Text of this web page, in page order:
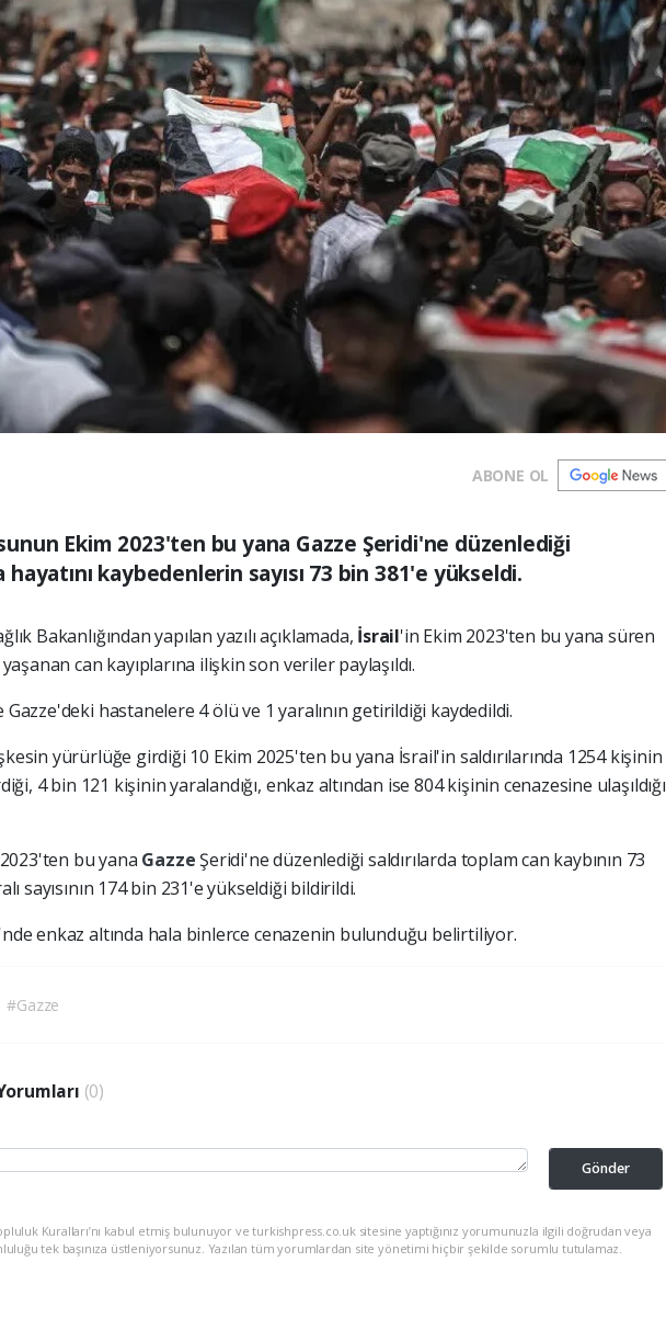
ABONE OL
Ekim 2023'ten bu yana Gazze Şeridi'ne düzenlediği
hayatını kaybedenlerin sayısı 73 bin 381'e yükseldi.
Bakanlığından yapılan yazılı açıklamada, İsrail'in Ekim 2023'ten bu yana süren
yaşanan can kayıplarına ilişkin son veriler paylaşıldı.
Gazze'deki hastanelere 4 ölü ve 1 yaralının getirildiği kaydedildi.
yürürlüğe girdiği 10 Ekim 2025'ten bu yana İsrail'in saldırılarında 1254 kişinin
4 bin 121 kişinin yaralandığı, enkaz altından ise 804 kişinin cenazesine ulaşıldığı
bu yana GazzeŞeridi'ne düzenlediği saldırılarda toplam can kaybının 73
sayısının 174 bin 231'e yükseldiği bildirildi.
enkaz altında hala binlerce cenazenin bulunduğu belirtiliyor.
#Gazze
(0)
Gönder
Kuralları’nı kabul etmiş bulunuyor ve turkishpress.co.uk sitesine yaptığınız yorumunuzla ilgili doğrudan veya
tek başınıza üstleniyorsunuz. Yazılan tüm yorumlardan site yönetimi hiçbir şekilde sorumlu tutulamaz.